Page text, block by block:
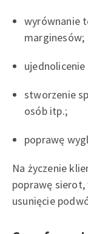
wyrównanie
marginesów;
stworzenie
osób itp.;
poprawę
Na życzenie
poprawę
usunięcie